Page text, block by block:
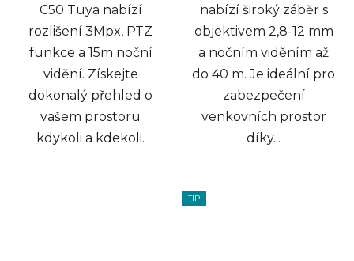
C50 Tuya nabízí
rozlišení 3Mpx, PTZ
funkce a 15m noční
vidění. Získejte
dokonalý přehled o
vašem prostoru
kdykoli a kdekoli.
nabízí široký záběr s
objektivem 2,8-12 mm
a nočním viděním až
do 40 m. Je ideální pro
zabezpečení
venkovních prostor
díky...
TIP